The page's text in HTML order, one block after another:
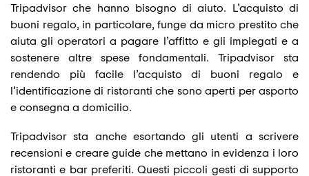
Tripadvisor che hanno bisogno di aiuto. L’acquisto di
buoni regalo, in particolare, funge da micro prestito che
aiuta gli operatori a pagare l’affitto e gli impiegati e a
sostenere altre spese fondamentali. Tripadvisor sta
rendendo più facile l’acquisto di buoni regalo e
l’identificazione di ristoranti che sono aperti per asporto
e consegna a domicilio.
Tripadvisor sta anche esortando gli utenti a scrivere
recensioni e creare guide che mettano in evidenza i loro
ristoranti e bar preferiti. Questi piccoli gesti di supporto